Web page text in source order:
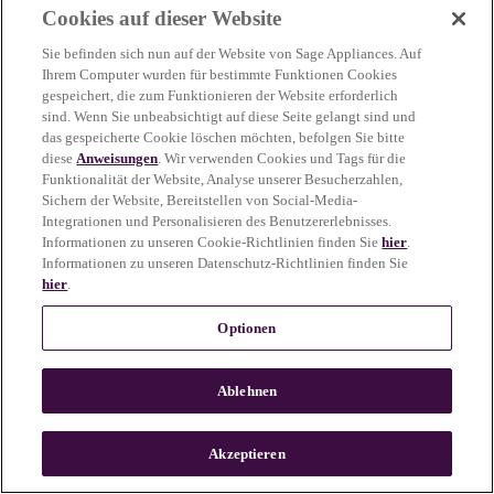
more information)
n
Cookies auf dieser Website
Sie befinden sich nun auf der Website von Sage Appliances. Auf
Ihrem Computer wurden für bestimmte Funktionen Cookies
gespeichert, die zum Funktionieren der Website erforderlich
sind. Wenn Sie unbeabsichtigt auf diese Seite gelangt sind und
das gespeicherte Cookie löschen möchten, befolgen Sie bitte
dieseAnweisungen. Wir verwenden Cookies und Tags für die
Funktionalität der Website, Analyse unserer Besucherzahlen,
Sichern der Website, Bereitstellen von Social-Media-
Integrationen und Personalisieren des Benutzererlebnisses.
Informationen zu unseren Cookie-Richtlinien finden Siehier.
Informationen zu unseren Datenschutz-Richtlinien finden Sie
hier.
Optionen
Ablehnen
Akzeptieren